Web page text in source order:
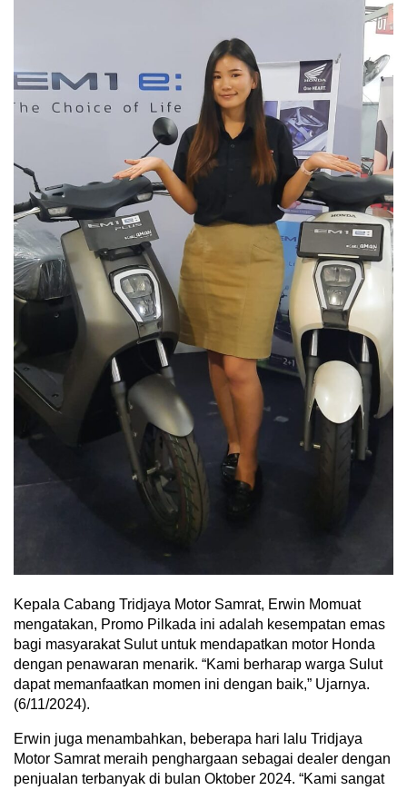
Kepala Cabang Tridjaya Motor Samrat, Erwin Momuat
mengatakan, Promo Pilkada ini adalah kesempatan emas
bagi masyarakat Sulut untuk mendapatkan motor Honda
dengan penawaran menarik. “Kami berharap warga Sulut
dapat memanfaatkan momen ini dengan baik,” Ujarnya.
(6/11/2024).
Erwin juga menambahkan, beberapa hari lalu Tridjaya
Motor Samrat meraih penghargaan sebagai dealer dengan
penjualan terbanyak di bulan Oktober 2024. “Kami sangat